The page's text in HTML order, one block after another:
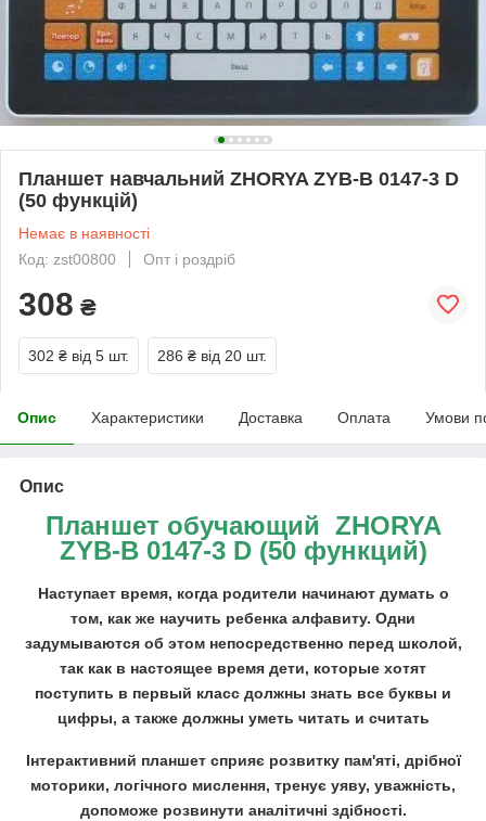
Планшет навчальний ZHORYA ZYB-B 0147-3 D
(50 функцій)
Немає в наявності
Код: zst00800
Опт і роздріб
308 ₴
302 ₴ від 5 шт. 286 ₴ від 20 шт.
Опис Характеристики Доставка Оплата Умови
Опис
Планшет обучающий ZHORYA
ZYB-B 0147-3 D (50 функций)
Наступает время, когда родители начинают думать о
том, как же научить ребенка алфавиту. Одни
задумываются об этом непосредственно перед школой,
так как в настоящее время дети, которые хотят
поступить в первый класс должны знать все буквы и
цифры, а также должны уметь читать и считать
Інтерактивний планшет сприяє розвитку пам'яті, дрібної
моторики, логічного мислення, тренує уяву, уважність,
допоможе розвинути аналітичні здібності.